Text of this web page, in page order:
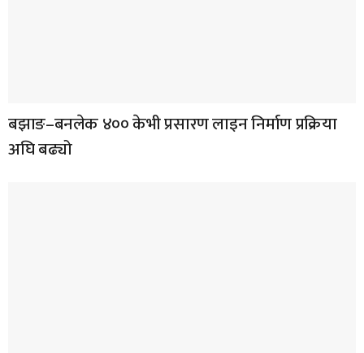
बझाङ–बनलेक ४०० केभी प्रसारण लाइन निर्माण प्रक्रिया
अघि बढ्यो